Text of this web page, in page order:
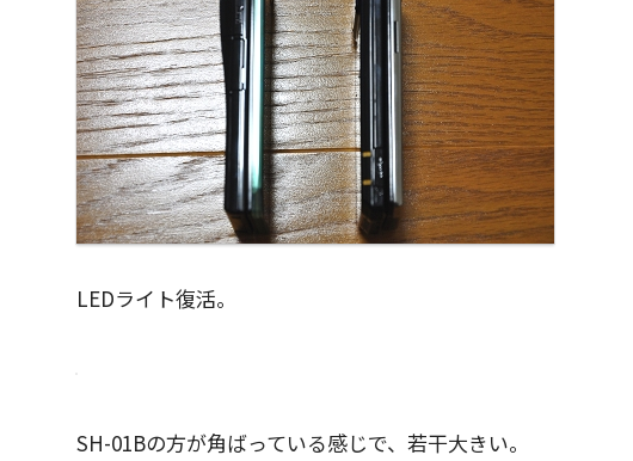
LEDライト復活。
SH-01Bの方が角ばっている感じで、若干大きい。